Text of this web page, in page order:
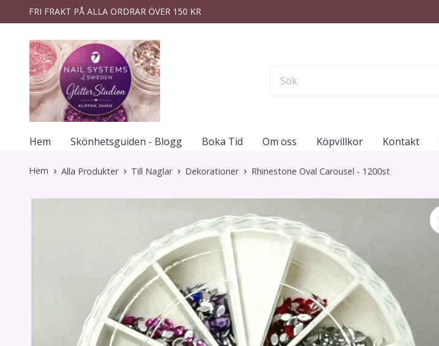
FRI FRAKT PÅ ALLA ORDRAR ÖVER 150 KR
Hem Skönhetsguiden - Blogg Boka Tid Om oss Köpvillkor Kontakt
Hem Alla Produkter Till Naglar Dekorationer Rhinestone Oval Carousel - 1200st